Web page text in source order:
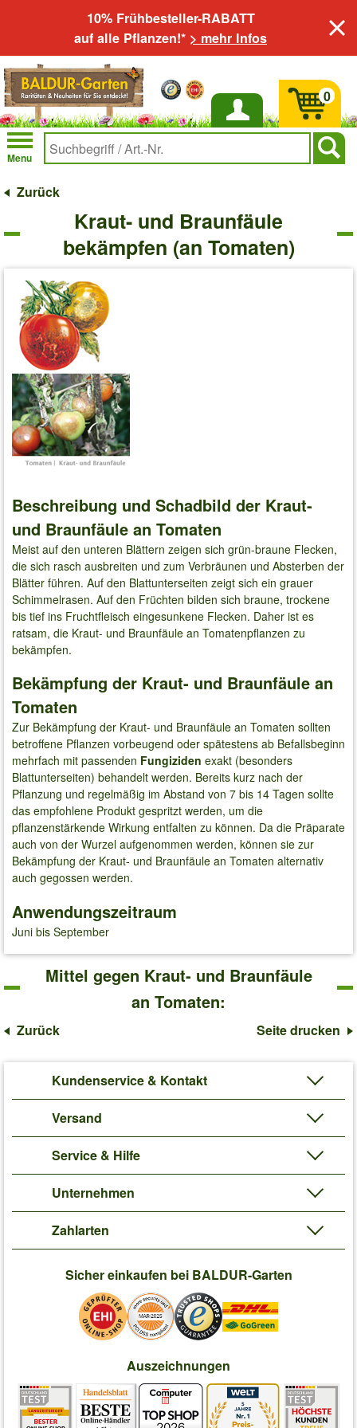
10% Frühbesteller-RABATT
auf alle Pflanzen!* > mehr Infos
Anmelden
Menu
0
Zurück
Kraut- und Braunfäule
bekämpfen (an Tomaten)
Beschreibung und Schadbild der Kraut-
und Braunfäule an Tomaten
Meist auf den unteren Blättern zeigen sich grün-braune Flecken,
die sich rasch ausbreiten und zum Verbräunen und Absterben der
Blätter führen. Auf den Blattunterseiten zeigt sich ein grauer
Schimmelrasen. Auf den Früchten bilden sich braune, trockene
bis tief ins Fruchtfleisch eingesunkene Flecken. Daher ist es
ratsam, die Kraut- und Braunfäule an Tomatenpflanzen zu
bekämpfen.
Bekämpfung der Kraut- und Braunfäule an
Tomaten
Zur Bekämpfung der Kraut- und Braunfäule an Tomaten sollten
betroffene Pflanzen vorbeugend oder spätestens ab Befallsbeginn
mehrfach mit passenden Fungiziden exakt (besonders
Blattunterseiten) behandelt werden. Bereits kurz nach der
Pflanzung und regelmäßig im Abstand von 7 bis 14 Tagen sollte
das empfohlene Produkt gespritzt werden, um die
pflanzenstärkende Wirkung entfalten zu können. Da die Präparate
auch von der Wurzel aufgenommen werden, können sie zur
Bekämpfung der Kraut- und Braunfäule an Tomaten alternativ
auch gegossen werden.
Anwendungszeitraum
Juni bis September
Mittel gegen Kraut- und Braunfäule
an Tomaten:
Zurück Seite drucken
Kundenservice & Kontakt
Versand
Service & Hilfe
Unternehmen
Zahlarten
Sicher einkaufen bei BALDUR-Garten
Auszeichnungen